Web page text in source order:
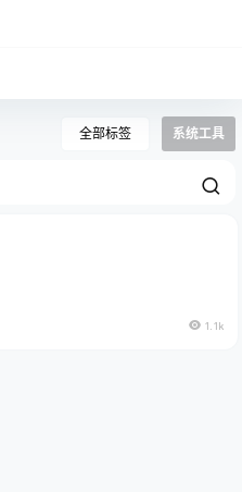
全部标签 系统工具
1.1k